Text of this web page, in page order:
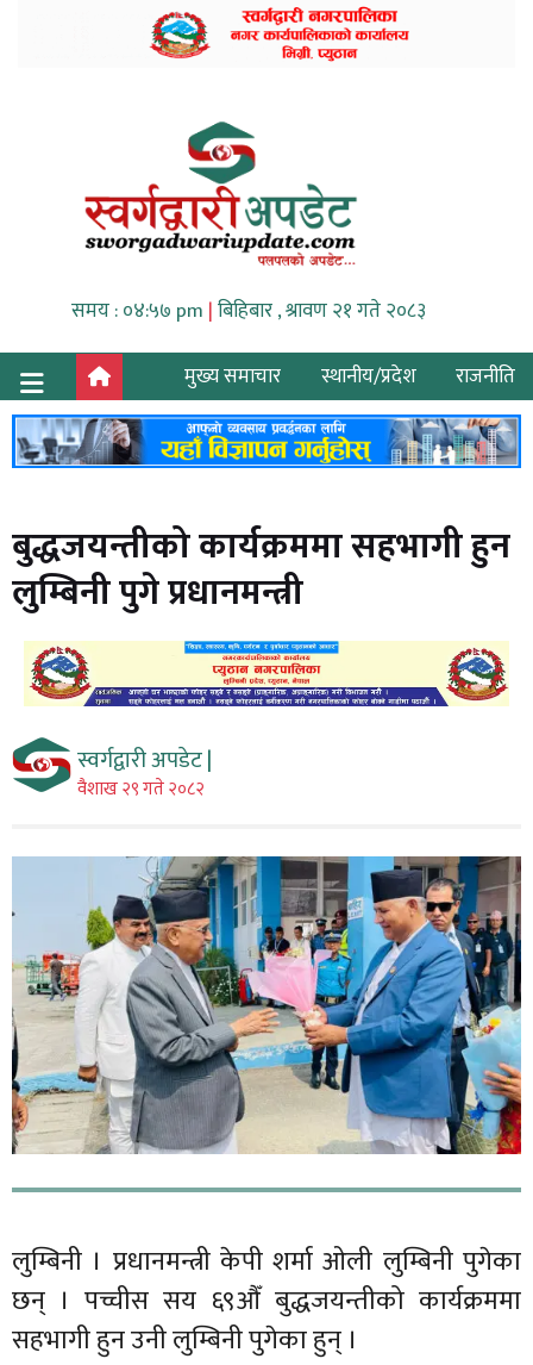
समय : ०४:५७ pm |बिहिबार , श्रावण २१ गते २०८३
मुख्य समाचार
स्थानीय/प्रदेश राजनीति
बुद्धजयन्तीको कार्यक्रममा सहभागी हुन
लुम्बिनी पुगे प्रधानमन्त्री
स्वर्गद्वारी अपडेट |
वैशाख २९ गते २०८२
लुम्बिनी । प्रधानमन्त्री केपी शर्मा ओली लुम्बिनी पुगेका
छन् । पच्चीस सय ६९औँ बुद्धजयन्तीको कार्यक्रममा
सहभागी हुन उनी लुम्बिनी पुगेका हुन् ।